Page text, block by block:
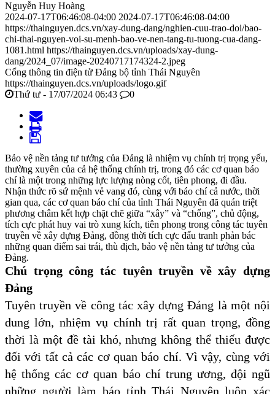
Nguyễn Huy Hoàng
2024-07-17T06:46:08-04:00 2024-07-17T06:46:08-04:00
https://thainguyen.dcs.vn/xay-dung-dang/nghien-cuu-trao-doi/bao-
chi-thai-nguyen-voi-su-menh-bao-ve-nen-tang-tu-tuong-cua-dang-
1081.html https://thainguyen.dcs.vn/uploads/xay-dung-
dang/2024_07/image-20240717174324-2.jpeg
Cổng thông tin điện tử Đảng bộ tỉnh Thái Nguyên
https://thainguyen.dcs.vn/uploads/logo.gif
Thứ tư - 17/07/2024 06:43
0
Bảo vệ nền tảng tư tưởng của Đảng là nhiệm vụ chính trị trọng yếu,
thường xuyên của cả hệ thống chính trị, trong đó các cơ quan báo
chí là một trong những lực lượng nòng cốt, tiên phong, đi đầu.
Nhận thức rõ sứ mệnh vẻ vang đó, cùng với báo chí cả nước, thời
gian qua, các cơ quan báo chí của tỉnh Thái Nguyên đã quán triệt
phương châm kết hợp chặt chẽ giữa “xây” và “chống”, chủ động,
tích cực phát huy vai trò xung kích, tiên phong trong công tác tuyên
truyền về xây dựng Đảng, đồng thời tích cực đấu tranh phản bác
những quan điểm sai trái, thù địch, bảo vệ nền tảng tư tưởng của
Đảng.
Chú trọng công tác tuyên truyền về xây dựng
Đảng
Tuyên truyền về công tác xây dựng Đảng là một nội
dung lớn, nhiệm vụ chính trị rất quan trọng, đồng
thời là một đề tài khó, nhưng không thể thiếu được
đối với tất cả các cơ quan báo chí. Vì vậy, cùng với
hệ thống các cơ quan báo chí trung ương, đội ngũ
những người làm báo tỉnh Thái Nguyên luôn xác